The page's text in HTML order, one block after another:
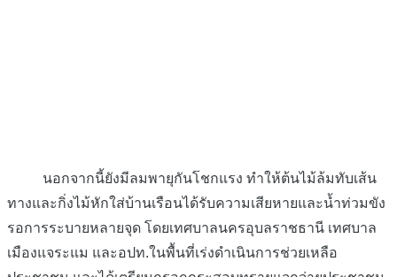
นอกจากนี้ยังมีลมพายุกันโชกแรง ทำให้ต้นไม้ล้มทับเส้น
ทางและกิ่งไม้หักใส่บ้านเรือนได้รับความเสียหายและน้ำท่วมขัง
รอการระบายหลายจุด โดยเทศบาลนครอุบลราชธานี เทศบาล
เมืองแจระแม และอปท.ในพื้นที่เร่งดำเนินการช่วยเหลือ